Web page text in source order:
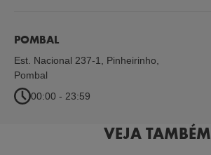
POMBAL
Est. Nacional 237-1, Pinheirinho
Pombal
00:00 - 23:59
VEJA TAMBÉM